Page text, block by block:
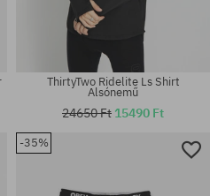
Elérhető méretek:
ThirtyTwo Ridelite Ls Shirt
Alsónemű
24650 Ft 15490 Ft
-35%